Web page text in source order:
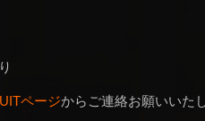
ページからご連絡お願いいた